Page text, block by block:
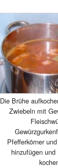
Die Brühe
Zwiebeln mit
Pfefferkörner
hinzufügen